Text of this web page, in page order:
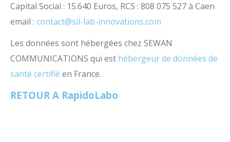
Capital Social : 15.640 Euros, RCS : 808 075 527 à Caen
email : contact@sil-lab-innovations.com
Les données sont hébergées chez SEWAN
COMMUNICATIONS qui est hébergeur de données de
santé certifié en France.
RETOUR A RapidoLabo